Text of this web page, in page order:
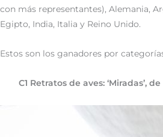
con más representantes), Alemania,
Egipto, India, Italia y Reino Unido.
Estos son los ganadores por
C1 Retratos de aves: ‘Miradas’,